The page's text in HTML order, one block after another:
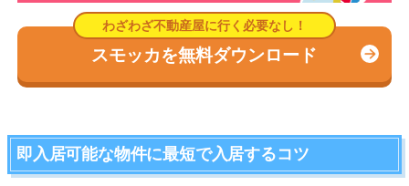
スモッカを無料ダウンロード
即入居可能な物件に最短で入居するコツ